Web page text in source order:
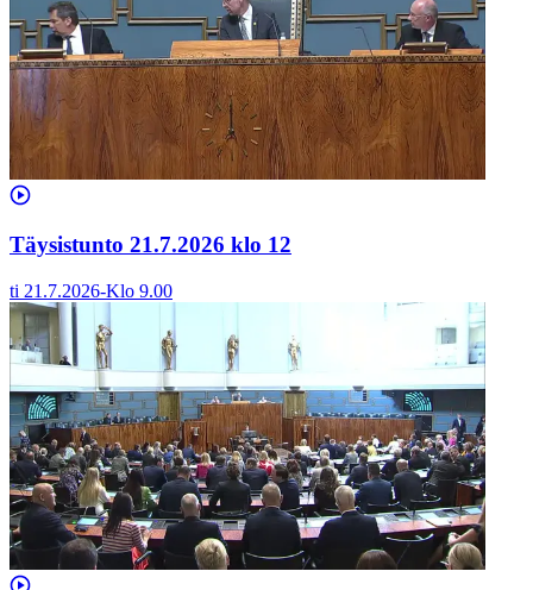
Täysistunto 21.7.2026 klo 12
ti 21.7.2026-Klo 9.00